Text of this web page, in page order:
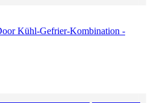
Kühl-Gefrier-Kombination -